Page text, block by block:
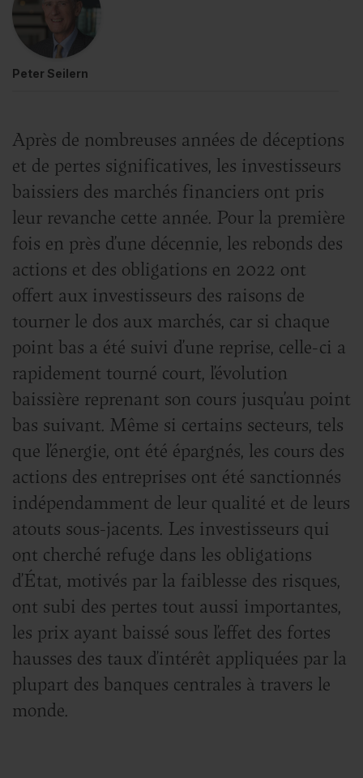
Peter Seilern
Après de nombreuses années de déceptions
et de pertes significatives, les investisseurs
baissiers des marchés financiers ont pris
leur revanche cette année. Pour la première
fois en près d’une décennie, les rebonds des
actions et des obligations en 2022 ont
offert aux investisseurs des raisons de
tourner le dos aux marchés, car si chaque
point bas a été suivi d’une reprise, celle-ci a
rapidement tourné court, l’évolution
baissière reprenant son cours jusqu’au point
bas suivant. Même si certains secteurs, tels
que l’énergie, ont été épargnés, les cours des
actions des entreprises ont été sanctionnés
indépendamment de leur qualité et de leurs
atouts sous-jacents. Les investisseurs qui
ont cherché refuge dans les obligations
d’État, motivés par la faiblesse des risques,
ont subi des pertes tout aussi importantes,
les prix ayant baissé sous l’effet des fortes
hausses des taux d’intérêt appliquées par la
plupart des banques centrales à travers le
monde.